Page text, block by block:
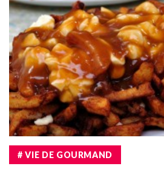
# VIE DE GOURMAND